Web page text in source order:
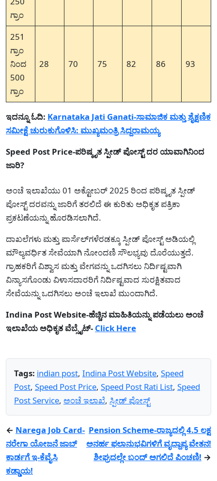
ಗ್ರಾಂ
251
ಗ್ರಾಂ
ನಿಂದ
500
ಗ್ರಾಂ
28 70 75 82 86 93
ಇದನ್ನೂ ಓದಿ: Karnataka Jati Ganati-ಸಾಮಾಜಿಕ ಮತ್ತು ಶೈಕ್ಷಣಿಕ
ಸಮೀಕ್ಷೆ ಚುರುಕುಗೊಳಿಸಿ: ಮುಖ್ಯಮಂತ್ರಿ ಸಿದ್ದರಾಮಯ್ಯ
Speed Post Price-ಪರಿಷ್ಕೃತ ಸ್ಪೀಡ್ ಪೋಸ್ಟ್ ದರ ಯಾವಾಗಿನಿಂದ
ಜಾರಿ?
ಅಂಚೆ ಇಲಾಖೆಯು 01 ಅಕ್ಟೋಬರ್ 2025 ರಿಂದ ಪರಿಷ್ಕೃತ ಸ್ಪೀಡ್
ಪೋಸ್ಟ್ ದರವನ್ನು ಜಾರಿಗೆ ತರಲಿದೆ ಈ ಕುರಿತು ಅಧಿಕೃತ ಪತ್ರಿಕಾ
ಪ್ರಕಟಣೆಯನ್ನು ಹೊರಡಿಸಲಾಗಿದೆ.
ದಾಖಲೆಗಳು ಮತ್ತು ಪಾರ್ಸೆಲ್‌ಗಳೆರಡಕ್ಕೂ ಸ್ಪೀಡ್ ಪೋಸ್ಟ್ ಅಡಿಯಲ್ಲಿ
ಮೌಲ್ಯವರ್ಧಿತ ಸೇವೆಯಾಗಿ ನೋಂದಣಿ ಸೌಲಭ್ಯವು ದೊರೆಯುತ್ತದೆ.
ಗ್ರಾಹಕರಿಗೆ ವಿಶ್ವಾಸ ಮತ್ತು ವೇಗವನ್ನು ಒದಗಿಸಲು ನಿರ್ದಿಷ್ಟವಾಗಿ
ವಿನ್ಯಾಸಗೊಂಡು ವಿಳಾಸದಾರರಿಗೆ ನಿರ್ದಿಷ್ಟವಾದ ಸುರಕ್ಷಿತವಾದ
ಸೇವೆಯನ್ನು ಒದಗಿಸಲು ಅಂಚೆ ಇಲಾಖೆ ಮುಂದಾಗಿದೆ.
Indina Post Website-ಹೆಚ್ಚಿನ ಮಾಹಿತಿಯನ್ನು ಪಡೆಯಲು ಅಂಚೆ
ಇಲಾಖೆಯ ಅಧಿಕೃತ ವೆಬ್ಸೈಟ್- Click Here
Tags: indian post, Indina Post Website, Speed
Post, Speed Post Price, Speed Post Rati List, Speed
Post Service, ಅಂಚೆ ಇಲಾಖೆ, ಸ್ಪೀಡ್ ಪೋಸ್ಟ್
← Narega Job Card-
ನರೇಗಾ ಯೋಜನೆ ಜಾಬ್
ಕಾರ್ಡಗೆ ಇ-ಕೆವೈಸಿ
ಕಡ್ಡಾಯ!
Pension Scheme-ರಾಜ್ಯದಲ್ಲಿ 4.5 ಲಕ್ಷ
ಅನರ್ಹ ಫಲಾನುಭವಿಗಳಿಗೆ ವೃದ್ದಾಪ್ಯ ವೇತನ!
ಶೀಘ್ರದಲ್ಲೇ ಬಂದ್ ಅಗಲಿದೆ ಪಿಂಚಣಿ! →